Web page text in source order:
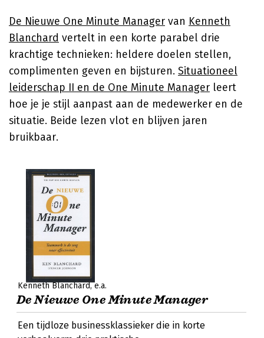
De Nieuwe One Minute Manager van Kenneth
Blanchard vertelt in een korte parabel drie
krachtige technieken: heldere doelen stellen,
complimenten geven en bijsturen. Situationeel
leiderschap II en de One Minute Manager leert
hoe je je stijl aanpast aan de medewerker en de
situatie. Beide lezen vlot en blijven jaren
bruikbaar.
Kenneth Blanchard e.a.
De Nieuwe One Minute Manager
Een tijdloze businessklassieker die in korte